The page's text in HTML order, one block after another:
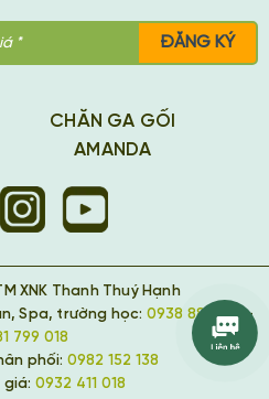
ĐĂNG KÝ
CHĂN GA GỐI
AMANDA
XNK Thanh Thuý Hạnh
Spa, trường học: 0938 889 418 -
799 018
phối: 0982 152 138
giá: 0932 411 018